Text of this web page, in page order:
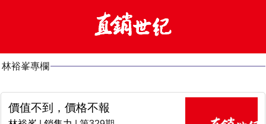
林裕峯專欄
價值不到，價格不報